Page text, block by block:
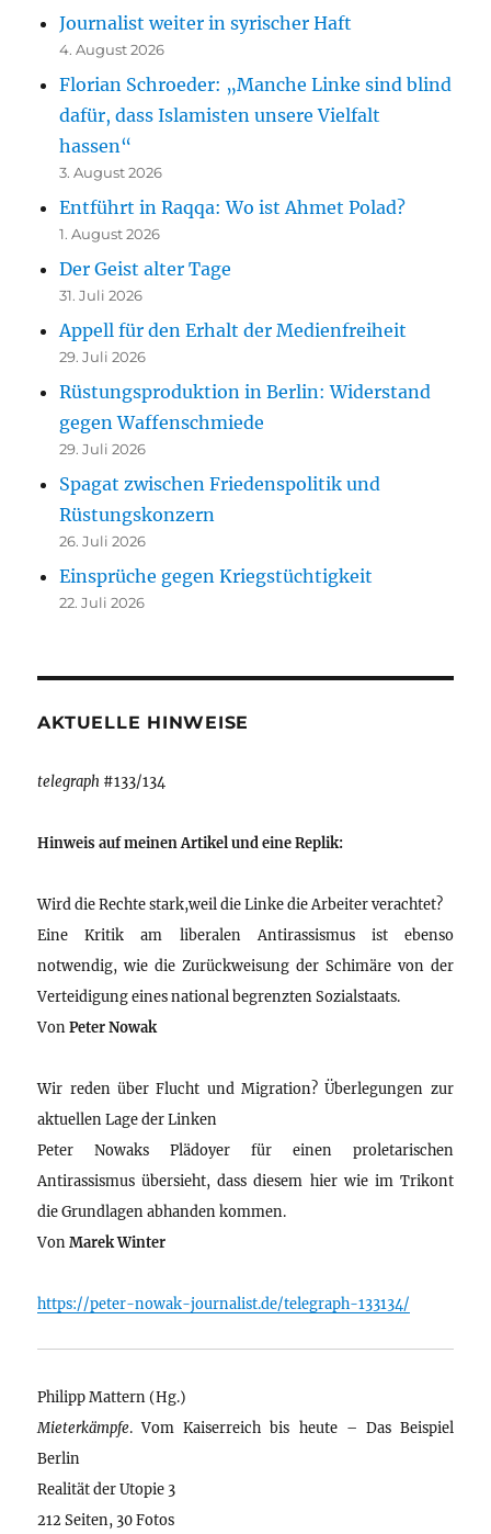
Journalist weiter in syrischer Haft
4. August 2026
Florian Schroeder: „Manche Linke sind blind
dafür, dass Islamisten unsere Vielfalt
hassen“
3. August 2026
Entführt in Raqqa: Wo ist Ahmet Polad?
1. August 2026
Der Geist alter Tage
31. Juli 2026
Appell für den Erhalt der Medienfreiheit
29. Juli 2026
Rüstungsproduktion in Berlin: Widerstand
gegen Waffenschmiede
29. Juli 2026
Spagat zwischen Friedenspolitik und
Rüstungskonzern
26. Juli 2026
Einsprüche gegen Kriegstüchtigkeit
22. Juli 2026
AKTUELLE HINWEISE
telegraph #133/134
Hinweis auf meinen Artikel und eine Replik:
Wird die Rechte stark,weil die Linke die Arbeiter verachtet?
Eine Kritik am liberalen Antirassismus ist ebenso
notwendig, wie die Zurückweisung der Schimäre von der
Verteidigung eines national begrenzten Sozialstaats.
VonPeter Nowak
Wir reden über Flucht und Migration? Überlegungen zur
aktuellen Lage der Linken
Peter Nowaks Plädoyer für einen proletarischen
Antirassismus übersieht, dass diesem hier wie im Trikont
die Grundlagen abhanden kommen.
VonMarek Winter
https://peter-nowak-journalist.de/telegraph-133134/
Philipp Mattern (Hg.)
Mieterkämpfe. Vom Kaiserreich bis heute – Das Beispiel
Berlin
Realität der Utopie 3
212 Seiten, 30 Fotos